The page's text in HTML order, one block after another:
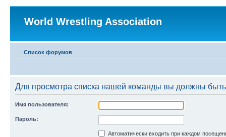
World Wrestling Association
Список форумов
Для просмотра списка нашей команды вы должны
Имя пользователя:
Пароль:
Автоматически входить при каждом